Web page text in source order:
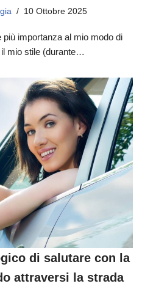
10 Ottobre 2025
più importanza al mio modo di
mio stile (durante…
di salutare con la
attraversi la strada